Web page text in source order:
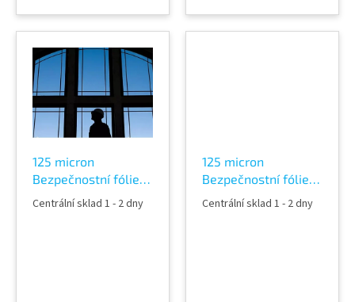
průhled neviditelná na
skle ochrana proti
poranění a pořezání
sklem ochrana venkovní
strany skel šíře fólie 152
cm a 183 cm
stříbrná tónovaná a
průhledná nezkresluje
125 micron
Bezpečnostní fólie
na skla tónovaná
Centrální sklad 1 - 2 dny
125 micron
Bezpečnostní fólie
na skla tónovaná
63% Neutral 440C
Centrální sklad 1 - 2 dny